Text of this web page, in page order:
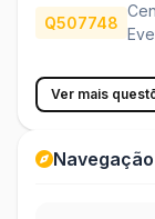
Q507748
Ver mais
Navegação